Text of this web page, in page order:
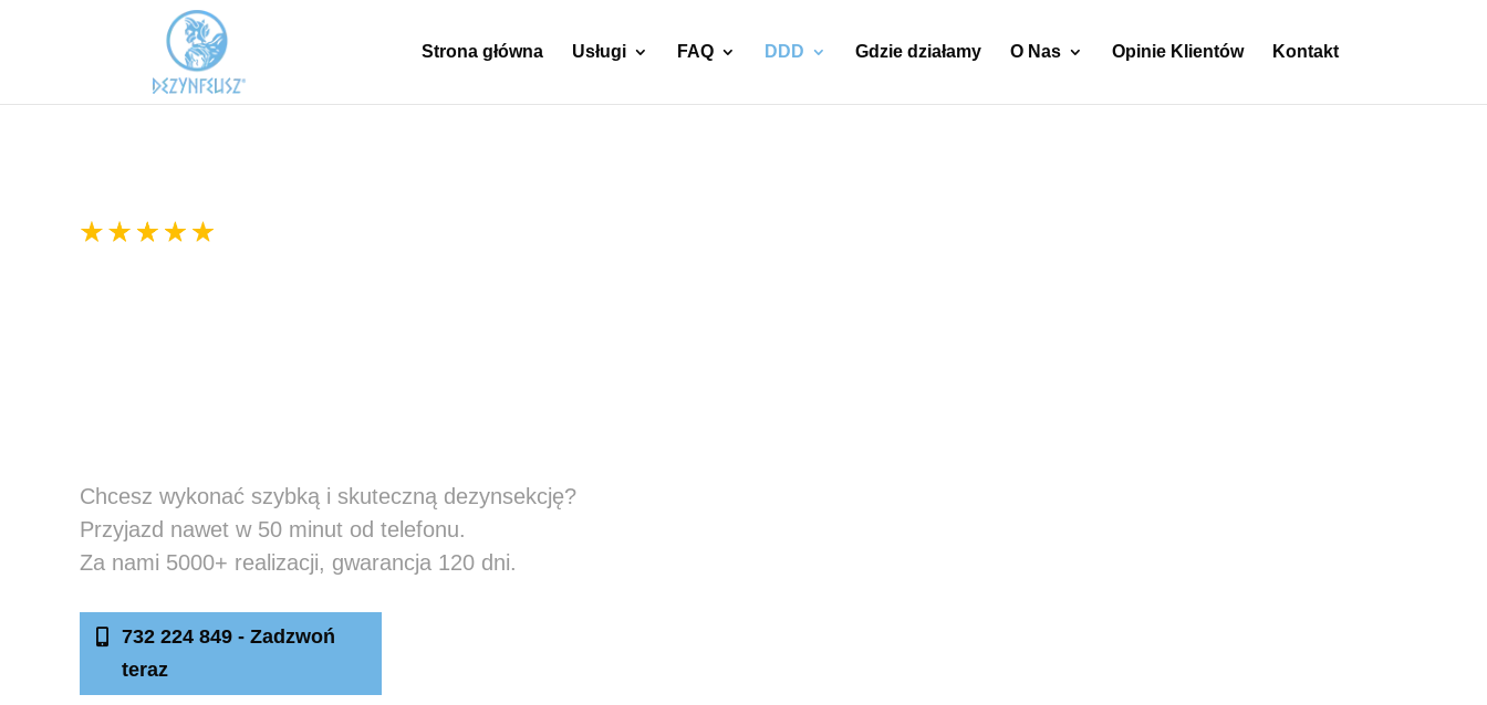
Strona główna Usługi FAQ DDD Gdzie działamy O Nas Opinie Klientów Kontakt
Chcesz wykonać szybką i skuteczną dezynsekcję?
Przyjazd nawet w 50 minut od telefonu.
Za nami 5000+ realizacji, gwarancja 120 dni.
732 224 849 - Zadzwoń
teraz